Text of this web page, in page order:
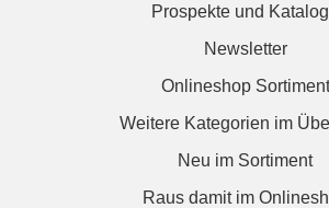
Prospekte und
Newsletter
Onlineshop Sortiment
Weitere Kategorien im
Neu im Sortiment
Raus damit im